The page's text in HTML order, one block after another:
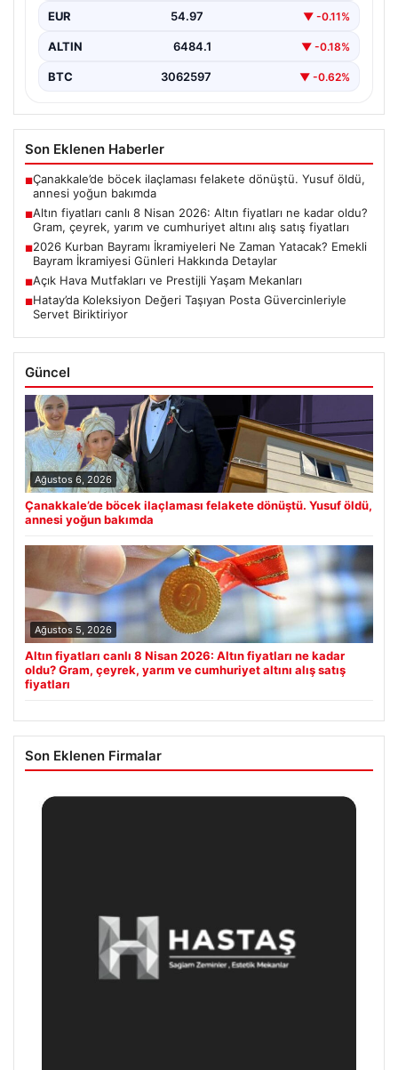
EUR 54.97 ▼ -0.11%
ALTIN 6484.1 ▼ -0.18%
BTC 3062597 ▼ -0.62%
Son Eklenen Haberler
■Çanakkale’de böcek ilaçlaması felakete dönüştü. Yusuf öldü,
annesi yoğun bakımda
■Altın fiyatları canlı 8 Nisan 2026: Altın fiyatları ne kadar oldu?
Gram, çeyrek, yarım ve cumhuriyet altını alış satış fiyatları
■2026 Kurban Bayramı İkramiyeleri Ne Zaman Yatacak? Emekli
Bayram İkramiyesi Günleri Hakkında Detaylar
■Açık Hava Mutfakları ve Prestijli Yaşam Mekanları
■Hatay’da Koleksiyon Değeri Taşıyan Posta Güvercinleriyle
Servet Biriktiriyor
Güncel
Ağustos 6, 2026
Çanakkale’de böcek ilaçlaması felakete dönüştü. Yusuf öldü,
annesi yoğun bakımda
Ağustos 5, 2026
Altın fiyatları canlı 8 Nisan 2026: Altın fiyatları ne kadar
oldu? Gram, çeyrek, yarım ve cumhuriyet altını alış satış
fiyatları
Son Eklenen Firmalar